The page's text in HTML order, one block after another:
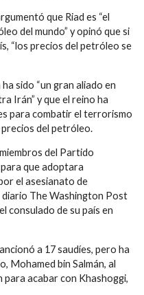
que Riad es “el
del mundo” y opinó que si
“los precios del petróleo se
sido “un gran aliado en
Irán” y que el reino ha
para combatir el terrorismo
del petróleo.
del Partido
que adoptara
el asesianato de
diario The Washington Post
consulado de su país en
a 17 saudíes, pero ha
Mohamed bin Salmán, al
para acabar con Khashoggi,